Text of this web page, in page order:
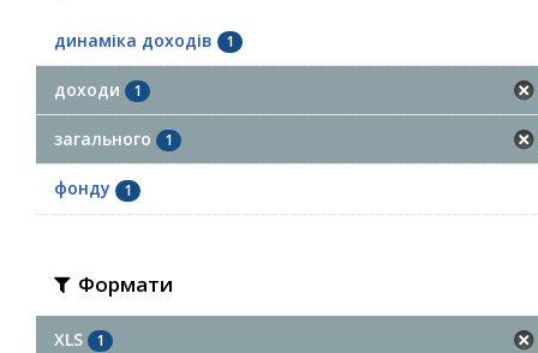
динаміка доходів 1
доходи 1
загального 1
фонду 1
Формати
XLS 1